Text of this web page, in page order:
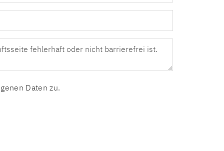
Daten zu.